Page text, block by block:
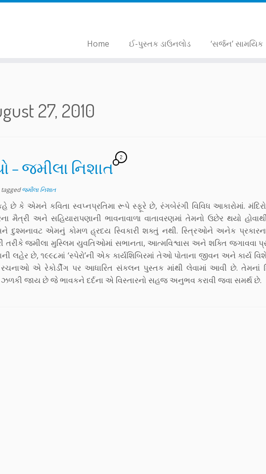
Home ઈ-પુસ્તક ડાઉનલોડ ‘સર્જન’ સામયિક
27, 2010
– જમીલા નિશાત
2
taggedજમીલા નિશાત
છે કે એમને કવિતા સ્વપ્નપ્રતિમા રૂપે સ્ફૂરે છે, રંગબેરંગી વિવિધ આકારોમાં.
મૈત્રી અને સહિયારાપણાની ભાવનાવાળા વાતાવરણમાં તેમનો ઉછેર થયો
દુશ્મનાવટ એમનું કોમળ હ્રદય સ્વિકારી શક્તું નથી. સ્ત્રિઓને અનેક
તરીકે જમીલા મુસ્લિમ યુવતિઓમાં સભાનતા, આત્મવિશ્વાસ અને શક્તિ જગાવવા
લહેર છે, ૧૯૯૮માં ‘સ્પેરો’ની એક કાર્યશિબિરમાં તેઓ પોતાના જીવન અને કાર્ય
એ રેકોર્ડીંગ પર આધારિત સંકલન પુસ્તક માંથી લેવામાં આવી છે. તેમનાં
ઝળકી જાય છે જે ભાવકને દર્દના એ વિસ્તારનો સહજ અનુભવ કરાવી જવા સમર્થ છે.